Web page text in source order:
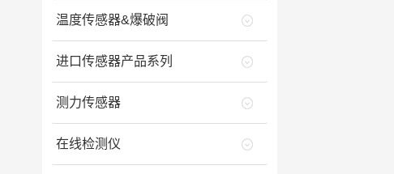
温度传感器&爆破阀
进口传感器产品系列
测力传感器
在线检测仪